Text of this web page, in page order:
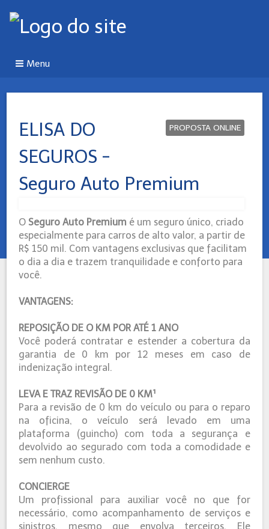
Menu
PROPOSTA ONLINE
ELISA DO
SEGUROS -
Seguro Auto Premium
O Seguro Auto Premium é um seguro único, criado
especialmente para carros de alto valor, a partir de
R$ 150 mil. Com vantagens exclusivas que facilitam
o dia a dia e trazem tranquilidade e conforto para
você.
VANTAGENS:
REPOSIÇÃO DE O KM POR ATÉ 1 ANO
Você poderá contratar e estender a cobertura da
garantia de 0 km por 12 meses em caso de
indenização integral.
LEVA E TRAZ REVISÃO DE 0 KM¹
Para a revisão de 0 km do veículo ou para o reparo
na oficina, o veículo será levado em uma
plataforma (guincho) com toda a segurança e
devolvido ao segurado com toda a comodidade e
sem nenhum custo.
CONCIERGE
Um profissional para auxiliar você no que for
necessário, como acompanhamento de serviços e
sinistros, mesmo que envolva terceiros. Ele